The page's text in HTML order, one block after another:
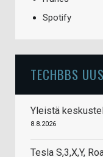
Spotify
TECHBBS
Yleistä
8.8.2026
Tesla S,3,X,Y,